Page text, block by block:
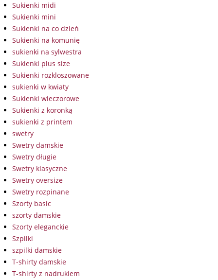
Sukienki midi
Sukienki mini
Sukienki na co dzień
Sukienki na komunię
sukienki na sylwestra
Sukienki plus size
Sukienki rozkloszowane
sukienki w kwiaty
Sukienki wieczorowe
Sukienki z koronką
sukienki z printem
swetry
Swetry damskie
Swetry długie
Swetry klasyczne
Swetry oversize
Swetry rozpinane
Szorty basic
szorty damskie
Szorty eleganckie
Szpilki
szpilki damskie
T-shirty damskie
T-shirty z nadrukiem